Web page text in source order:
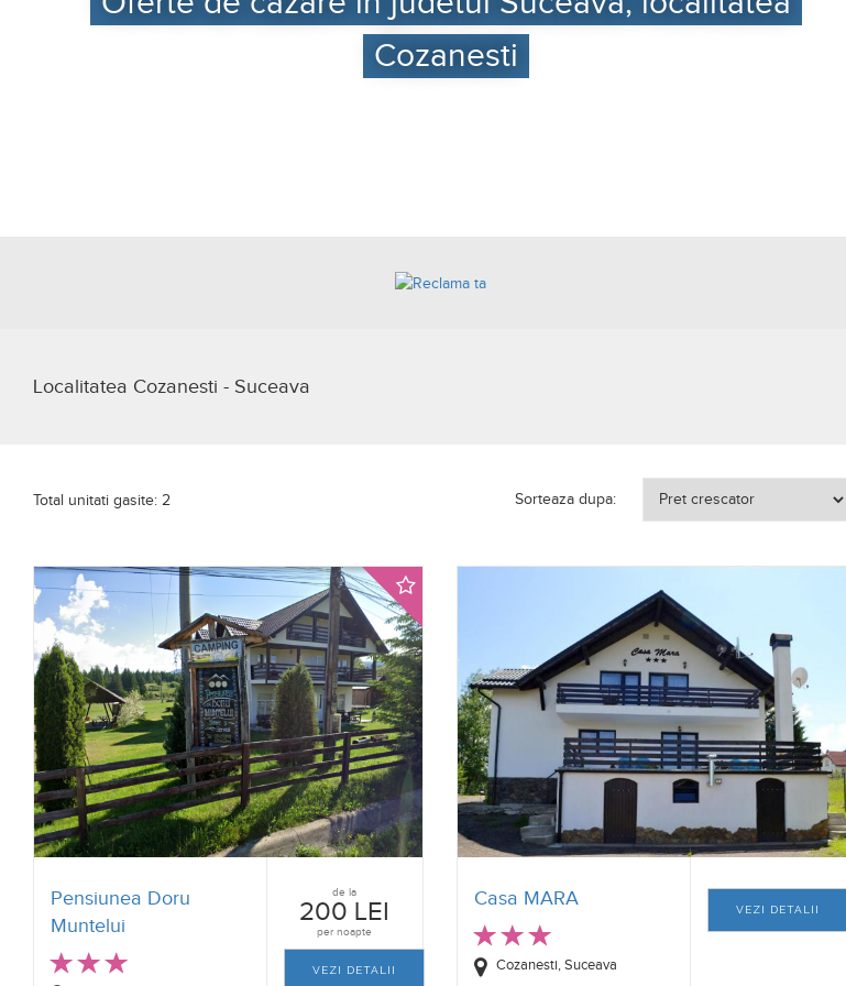
Cozanesti
Localitatea Cozanesti - Suceava
Total unitati gasite: 2 Sorteaza dupa:
Pensiunea Doru
Muntelui
de la
200 LEI
per noapte
VEZI DETALII
Casa MARA
Cozanesti, Suceava
VEZI DETALII